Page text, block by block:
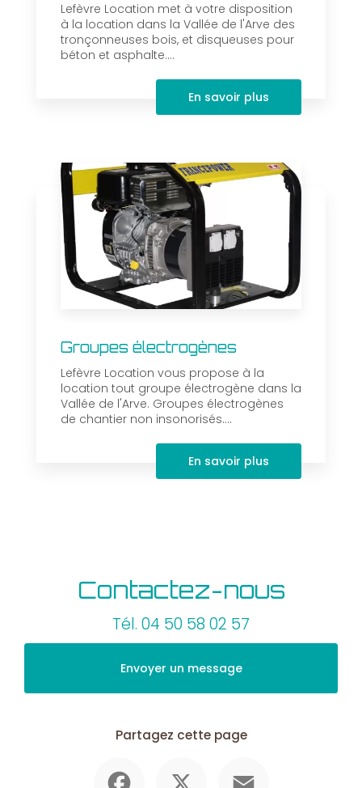
Lefèvre Location met à votre disposition
à la location dans la Vallée de l'Arve des
tronçonneuses bois, et disqueuses pour
béton et asphalte....
En savoir plus
Groupes électrogènes
Lefèvre Location vous propose à la
location tout groupe électrogène dans la
Vallée de l'Arve. Groupes électrogènes
de chantier non insonorisés....
En savoir plus
Contactez-nous
Tél. 04 50 58 02 57
Envoyer un message
Partagez cette page